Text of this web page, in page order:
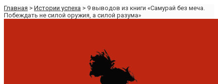
Главная > Истории успеха > 9 выводов из книги «Самурай без меча.
Побеждать не силой оружия, а силой разума»